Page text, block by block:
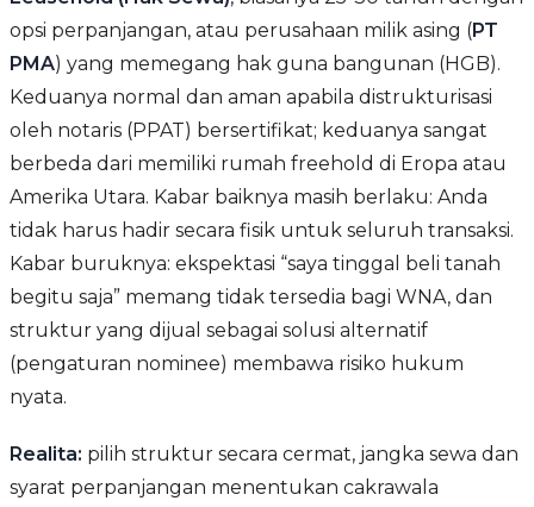
opsi perpanjangan, atau perusahaan milik asing (PT
PMA) yang memegang hak guna bangunan (HGB).
Keduanya normal dan aman apabila distrukturisasi
oleh notaris (PPAT) bersertifikat; keduanya sangat
berbeda dari memiliki rumah freehold di Eropa atau
Amerika Utara. Kabar baiknya masih berlaku: Anda
tidak harus hadir secara fisik untuk seluruh transaksi.
Kabar buruknya: ekspektasi “saya tinggal beli tanah
begitu saja” memang tidak tersedia bagi WNA, dan
struktur yang dijual sebagai solusi alternatif
(pengaturan nominee) membawa risiko hukum
nyata.
Realita: pilih struktur secara cermat, jangka sewa dan
syarat perpanjangan menentukan cakrawala